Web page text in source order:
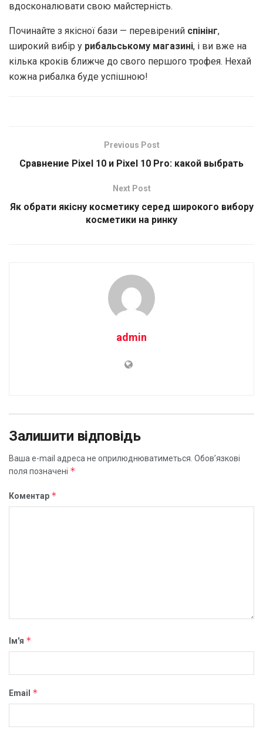
вдосконалювати свою майстерність.
Починайте з якісної бази — перевірений спінінг,
широкий вибір у рибальському магазині, і ви вже на
кілька кроків ближче до свого першого трофея. Нехай
кожна рибалка буде успішною!
Previous Post
Сравнение Pixel 10 и Pixel 10 Pro: какой выбрать
Next Post
Як обрати якісну косметику серед широкого вибору
косметики на ринку
admin
Залишити відповідь
Ваша e-mail адреса не оприлюднюватиметься. Обов’язкові
поля позначені *
Коментар *
Ім'я *
Email *